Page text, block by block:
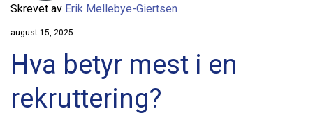
Skrevet av Erik Mellebye-Giertsen
august 15, 2025
Hva betyr mest i en
rekruttering?